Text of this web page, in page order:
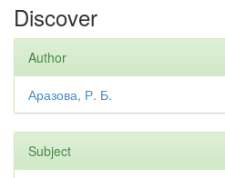
Discover
Author
Аразова, Р. Б.
Subject